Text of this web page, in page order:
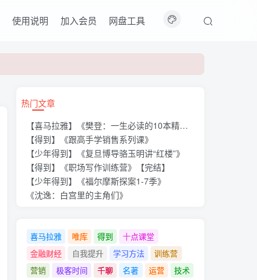
使用说明 加入会员 网盘工具
热门文章
【喜马拉雅】《樊登：一生必读的10本精选好书》
【得到】《跟高手学销售系列课》
【少年得到】《复旦博导骆玉明讲“红楼”》
【得到】《职场写作训练营》【完结】
【少年得到】《福尔摩斯探案1-7季》
《沈逸：白宫里的主角们》
喜马拉雅 唯库 得到
十点课堂
金融财经
自我提升 学习方法
训练营
营销
极客时间 千聊 名著 运营
技术